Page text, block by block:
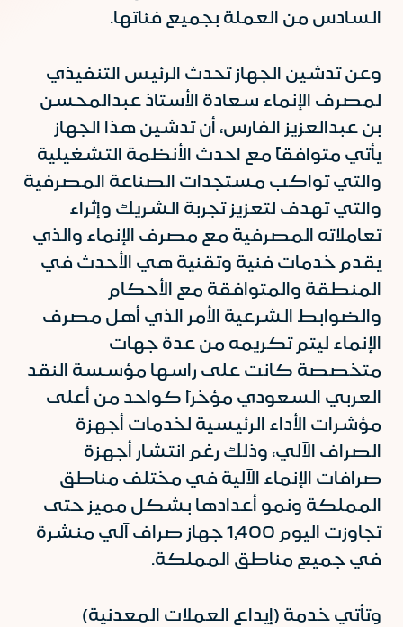
السادس من العملة بجميع فئاتها.
وعن تدشين الجهاز تحدث الرئيس التنفيذي
لمصرف الإنماء سعادة الأستاذ عبدالمحسن
بن عبدالعزيز الفارس، أن تدشين هذا الجهاز
يأتي متوافقاً مع احدث الأنظمة التشغيلية
والتي تواكب مستجدات الصناعة المصرفية
والتي تهدف لتعزيز تجربة الشريك وإثراء
تعاملاته المصرفية مع مصرف الإنماء والذي
يقدم خدمات فنية وتقنية هي الأحدث في
المنطقة والمتوافقة مع الأحكام
والضوابط الشرعية الأمر الذي أهل مصرف
الإنماء ليتم تكريمه من عدة جهات
متخصصة كانت على راسها مؤسسة النقد
العربي السعودي مؤخراً كواحد من أعلى
مؤشرات الأداء الرئيسية لخدمات أجهزة
الصراف الآلي، وذلك رغم انتشار أجهزة
صرافات الإنماء الآلية في مختلف مناطق
المملكة ونمو أعدادها بشكل مميز حتى
تجاوزت اليوم 1,400 جهاز صراف آلي منشرة
في جميع مناطق المملكة.
وتأتي خدمة (إيداع العملات المعدنية)